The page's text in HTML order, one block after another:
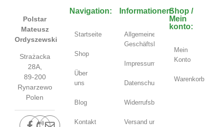
Polstar
Mateusz
Ordyszewski
Strażacka
28A,
89-200
Rynarzewo
Polen
Navigation:
Startseite
Shop
Über
uns
Blog
Kontakt
Informationen:
Allgemeine
Geschäftsbedingungen
Impressum
Datenschutzerklärung
Widerrufsbelehrung
Versand und
Shop /
Mein
konto:
Mein
Konto
Warenkorb